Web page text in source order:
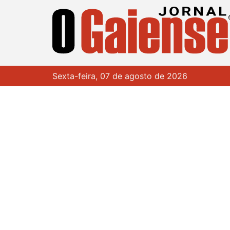
Sexta-feira, 07 de agosto de 2026